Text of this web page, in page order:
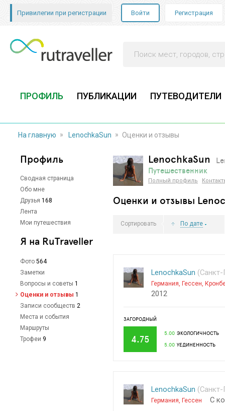
Привилегии при регистрации Войти Регистрация
ПРОФИЛЬ ПУБЛИКАЦИИ ПУТЕВОДИТЕЛИ
На главную » LenochkaSun » Оценки и отзывы
Профиль
Сводная страница
Обо мне
Друзья 168
Лента
Мои путешествия
Я на RuTraveller
Фото 564
Заметки
Вопросы и советы 1
Оценки и отзывы 1
Записи сообществ 2
Места и события
Маршруты
Трофеи 9
LenochkaSun
Путешественник
Полный профиль
Оценки и отзывы
Сортировать По дате
LenochkaSun (Санкт-
Германия, Гессен,
2012
ЗАГОРОДНЫЙ
4.75 5.00 ЭКОЛОГИЧНОСТЬ
5.00 УЕДИНЕННОСТЬ
LenochkaSun (Санкт-
Германия, Гессен С